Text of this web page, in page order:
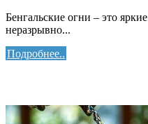
Бенгальские огни – это
неразрывно...
Подробнее..